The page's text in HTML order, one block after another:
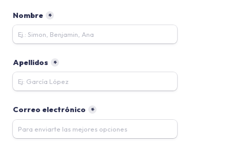
Nombre *
Apellidos *
Correo electrónico *